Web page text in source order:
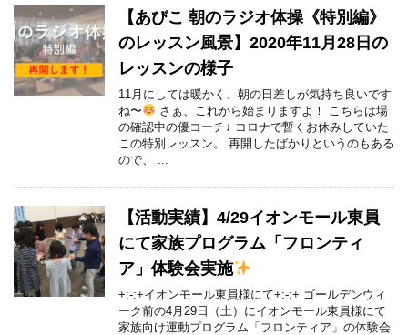
【あびこ 朝のラジオ体操《特別編》
のレッスン風景】2020年11月28日の
レッスンの様子
11月にしては暖かく、朝の日差しが気持ち良いです
ね〜
さぁ、これから始まりますよ！ こちらは場
の確認中の優コーチ↓ コロナで暫くお休みしていた
この特別レッスン。 再開したばかりというのもある
ので、 ...
【活動実績】4/29イオンモール東員
にて家族プログラム「フロンティ
ア」体験会実施
+:-:+イオンモール東員様にて+:-:+ ゴールデンウィ
ーク前の4月29日（土）にイオンモール東員様にて
家族向け運動プログラム「フロンティア」の体験会